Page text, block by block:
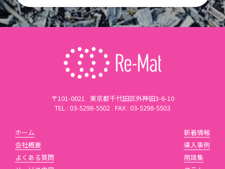
〒101-0021
東京都千代田区外神田3-6-10
TEL : 03-5298-5502 FAX : 03-5298-5503
ホーム
会社概要
よくある質問
新着情報
導入事例
用語集